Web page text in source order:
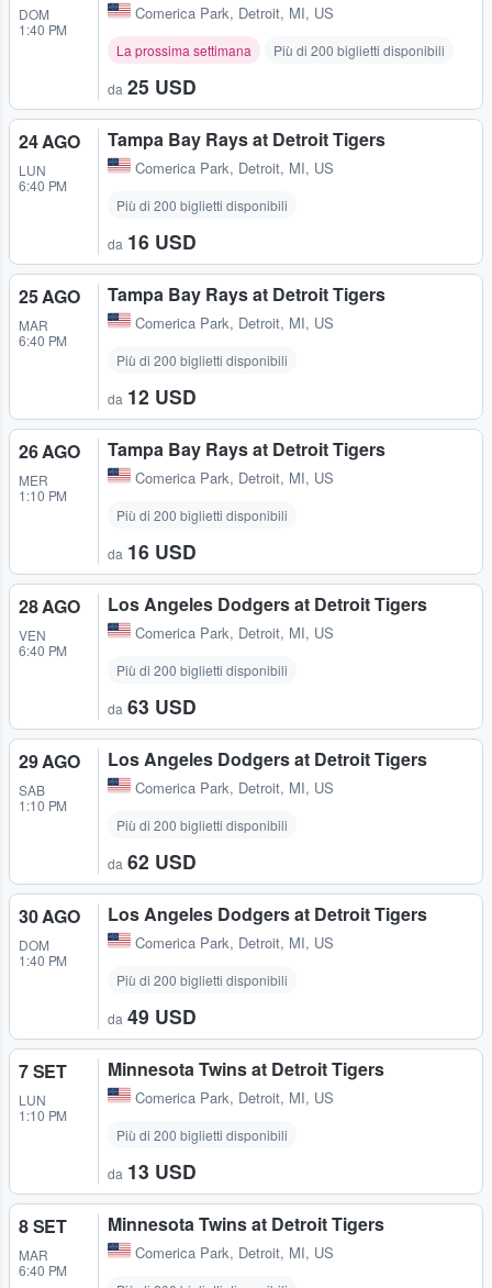
DOM
1:40 PM
Comerica Park, Detroit, MI, US
La prossima settimana Più di 200 biglietti disponibili
da 25 USD
24 AGO
LUN
6:40 PM
Tampa Bay Rays at Detroit Tigers
Comerica Park, Detroit, MI, US
Più di 200 biglietti disponibili
da 16 USD
25 AGO
MAR
6:40 PM
Tampa Bay Rays at Detroit Tigers
Comerica Park, Detroit, MI, US
Più di 200 biglietti disponibili
da 12 USD
26 AGO
MER
1:10 PM
Tampa Bay Rays at Detroit Tigers
Comerica Park, Detroit, MI, US
Più di 200 biglietti disponibili
da 16 USD
28 AGO
VEN
6:40 PM
Los Angeles Dodgers at Detroit Tigers
Comerica Park, Detroit, MI, US
Più di 200 biglietti disponibili
da 63 USD
29 AGO
SAB
1:10 PM
Los Angeles Dodgers at Detroit Tigers
Comerica Park, Detroit, MI, US
Più di 200 biglietti disponibili
da 62 USD
30 AGO
DOM
1:40 PM
Los Angeles Dodgers at Detroit Tigers
Comerica Park, Detroit, MI, US
Più di 200 biglietti disponibili
da 49 USD
7 SET
LUN
1:10 PM
Minnesota Twins at Detroit Tigers
Comerica Park, Detroit, MI, US
Più di 200 biglietti disponibili
da 13 USD
8 SET
MAR
6:40 PM
Minnesota Twins at Detroit Tigers
Comerica Park, Detroit, MI, US